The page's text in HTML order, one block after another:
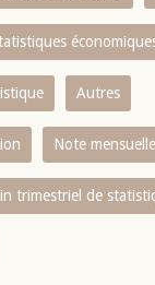
Autres
Note
trimestriel de